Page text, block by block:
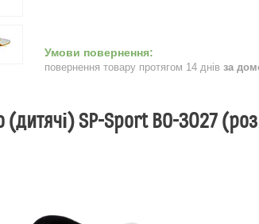
повернення товару протягом 14 днів за
(дитячі) SP-Sport BO-3027